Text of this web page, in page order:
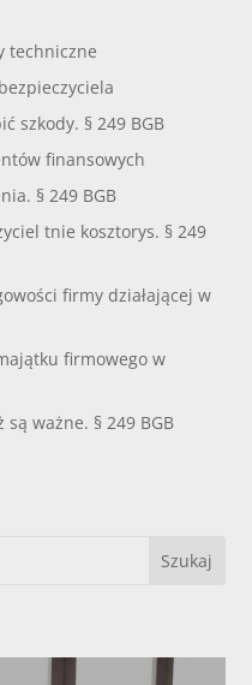
techniczne
szkody. § 249 BGB
finansowych
§ 249 BGB
tnie kosztorys. § 249
firmy działającej w
firmowego w
ważne. § 249 BGB